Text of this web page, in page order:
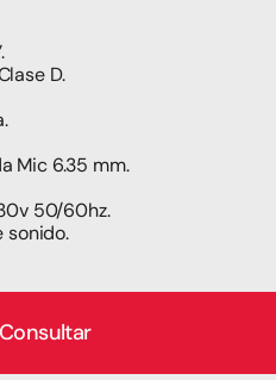
D.
Mic 6.35 mm.
50/60hz.
sonido.
Consultar